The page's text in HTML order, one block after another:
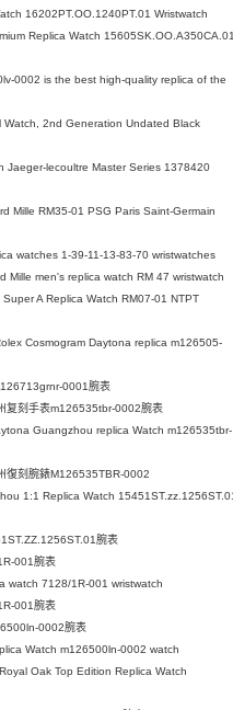
16202PT.OO.1240PT.01 Wristwatch
Replica Watch
0002 is the best high-quality replica of the
2nd Generation Undated Black
Jaeger-lecoultre Master Series 1378420
Mille RM35-01 PSG Paris Saint-Germain
watches 1-39-11-13-83-70 wristwatches
men's replica watch RM 47 wristwatch
A Replica Watch RM07-01 NTPT
Cosmogram Daytona replica m126505-
0001腕表
复刻手表m126535tbr-0002腕表
Guangzhou replica Watch m126535tbr-
復刻腕錶M126535TBR-0002
1:1 Replica Watch
腕表
001腕表
watch 7128/1R-001 wristwatch
001腕表
0002腕表
Watch m126500ln-0002 watch
Oak Top Edition Replica Watch